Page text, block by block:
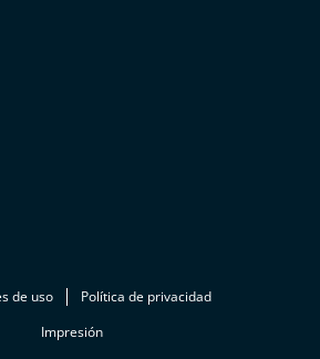
de uso
Política de privacidad
Impresión